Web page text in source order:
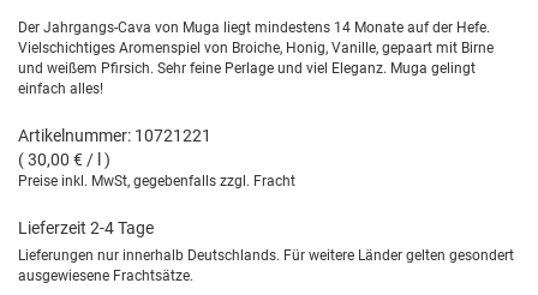
Der Jahrgangs-Cava von Muga liegt mindestens 14 Monate auf der Hefe.
Vielschichtiges Aromenspiel von Broiche, Honig, Vanille, gepaart mit Birne
und weißem Pfirsich. Sehr feine Perlage und viel Eleganz. Muga gelingt
einfach alles!
Artikelnummer: 10721221
( 30,00 € / l )
Preise inkl. MwSt, gegebenfalls zzgl. Fracht
Lieferzeit 2-4 Tage
Lieferungen nur innerhalb Deutschlands. Für weitere Länder gelten gesondert
ausgewiesene Frachtsätze.